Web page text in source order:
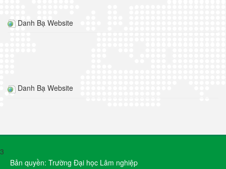
Danh Bạ Website
Danh Bạ Website
3
Bản quyền: Trường Đại học Lâm nghiệp